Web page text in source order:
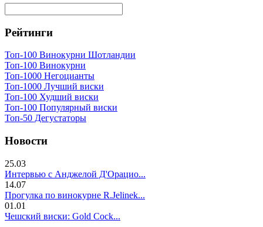
Рейтинги
Топ-100 Винокурни Шотландии
Топ-100 Винокурни
Топ-1000 Негоцианты
Топ-1000 Лучший виски
Топ-100 Худший виски
Топ-100 Популярный виски
Топ-50 Дегустаторы
Новости
25.03
Интервью с Анджелой Д'Орацио...
14.07
Прогулка по винокурне R.Jelinek...
01.01
Чешский виски: Gold Cock...